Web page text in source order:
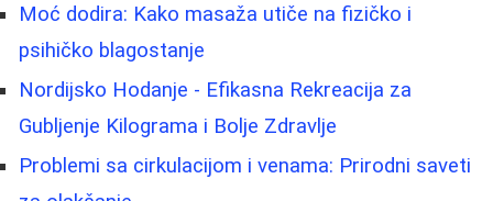
Moć dodira: Kako masaža utiče na fizičko i
psihičko blagostanje
Nordijsko Hodanje - Efikasna Rekreacija za
Gubljenje Kilograma i Bolje Zdravlje
Problemi sa cirkulacijom i venama: Prirodni saveti